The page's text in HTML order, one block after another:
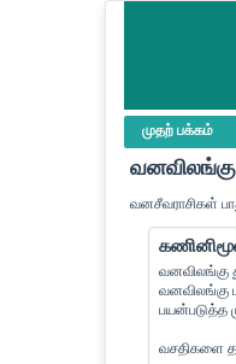
முதற் பக்கம்
வனசீவராசிகள்
வனவிலங்கு
வனவிலங்கு
பயன்படுத்த
வசதிகளை